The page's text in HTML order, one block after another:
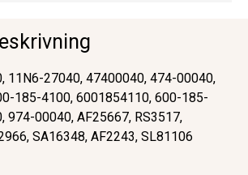
11N6-27040, 47400040, 474-00040,
185-4100, 6001854110, 600-185-
974-00040, AF25667, RS3517,
SA16348, AF2243, SL81106